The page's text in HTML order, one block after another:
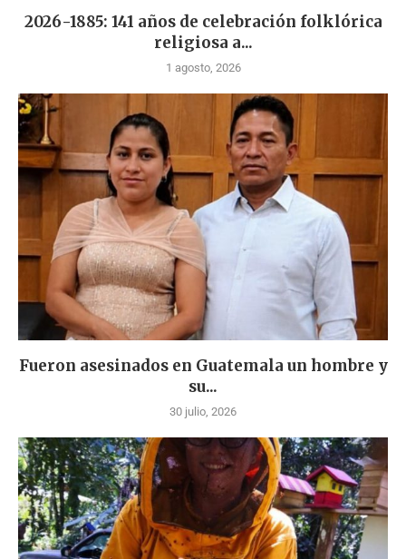
2026-1885: 141 años de celebración folklórica
religiosa a...
1 agosto, 2026
Fueron asesinados en Guatemala un hombre y
su...
30 julio, 2026